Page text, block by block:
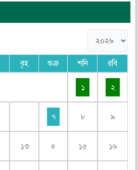
বৃহ শুক্র শনি রবি
১ ২
৭ ৮ ৯
১৩ ৪ ১৫ ১৬